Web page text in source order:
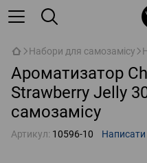
Набори для самозамісу
Ароматизатор
Strawberry Jelly
самозамісу
Артикул: 10596-10 Написати